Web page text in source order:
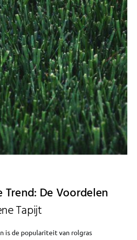
Trend: De Voordelen
Tapijt
is de populariteit van rolgras